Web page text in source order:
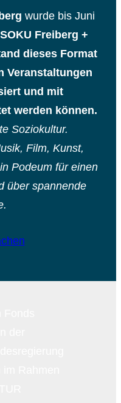
wurde bis Juni
SOKU Freiberg +
dieses Format
Veranstaltungen
und mit
werden können.
Soziokultur.
Film, Kunst,
Podeum für einen
über spannende